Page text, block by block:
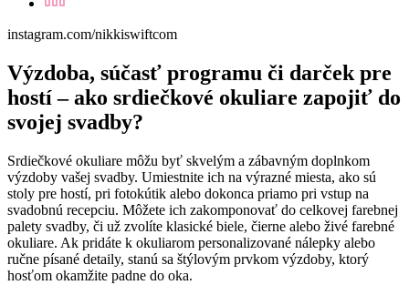
instagram.com/nikkiswiftcom
Výzdoba, súčasť programu či darček pre
hostí – ako srdiečkové okuliare zapojiť do
svojej svadby?
Srdiečkové okuliare môžu byť skvelým a zábavným doplnkom
výzdoby vašej svadby. Umiestnite ich na výrazné miesta, ako sú
stoly pre hostí, pri fotokútik alebo dokonca priamo pri vstup na
svadobnú recepciu. Môžete ich zakomponovať do celkovej farebnej
palety svadby, či už zvolíte klasické biele, čierne alebo živé farebné
okuliare. Ak pridáte k okuliarom personalizované nálepky alebo
ručne písané detaily, stanú sa štýlovým prvkom výzdoby, ktorý
hosťom okamžite padne do oka.